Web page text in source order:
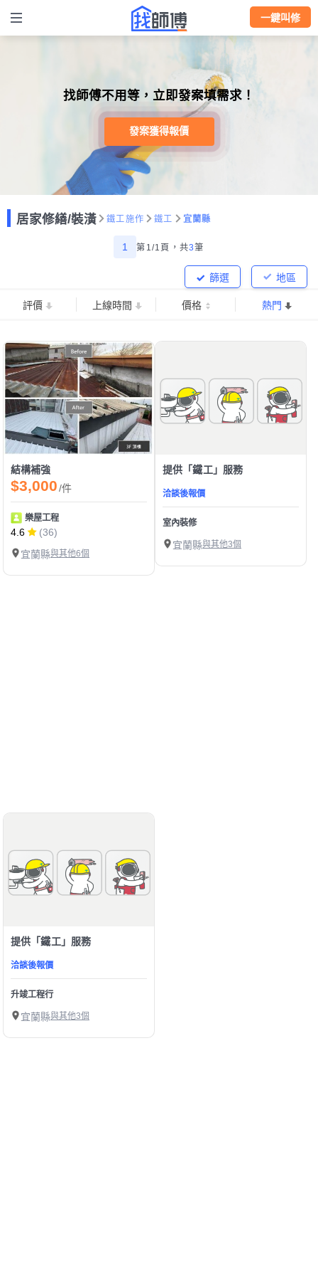
一鍵叫修
找師傅不用等，立即發案填需求！
發案獲得報價
居家修繕/裝潢 鐵工施作 鐵工 宜蘭縣
1 第1/1頁， 共3筆
地區
篩選
評價 上線時間 價格 熱門
結構補強
$3,000/件
樂屋工程
4.6
(36)
宜蘭縣與其他6個
提供「鐵工」服務
洽談後報價
室內裝修
宜蘭縣與其他3個
提供「鐵工」服務
洽談後報價
升竣工程行
宜蘭縣與其他3個